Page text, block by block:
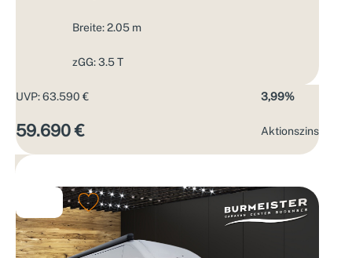
Breite: 2.05 m
zGG: 3.5 T
UVP: 63.590 €
59.690 €
3,99%
Aktions­zins